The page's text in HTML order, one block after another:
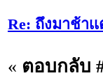
Re: ถึงมาช้าเ
« ตอบกลับ